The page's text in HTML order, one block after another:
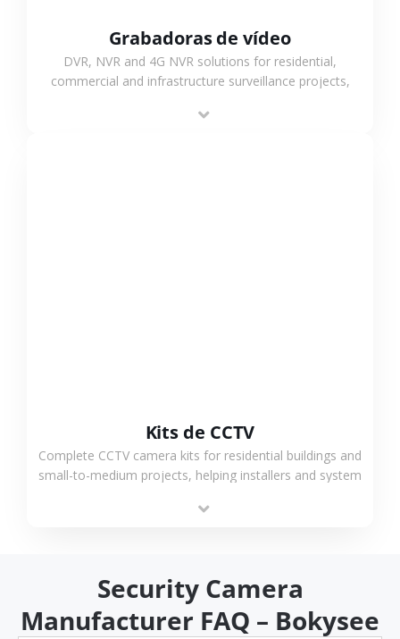
Grabadoras de vídeo
DVR, NVR and 4G NVR solutions for residential,
commercial and infrastructure surveillance projects,
Kits de CCTV
Complete CCTV camera kits for residential buildings and
small-to-medium projects, helping installers and system
time.
Security Camera
Manufacturer FAQ – Bokysee